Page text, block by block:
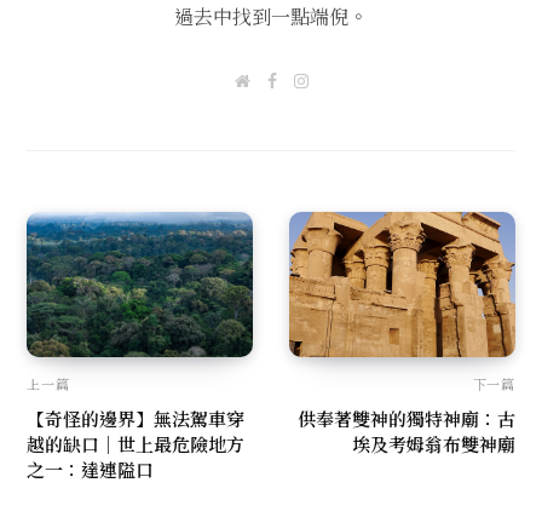
過去中找到一點端倪。
W
F
I
m
上一篇
【奇怪的邊界】無法駕車穿
越的缺口｜世上最危險地方
之一：達連隘口
下一篇
供奉著雙神的獨特神廟：古
埃及考姆翁布雙神廟